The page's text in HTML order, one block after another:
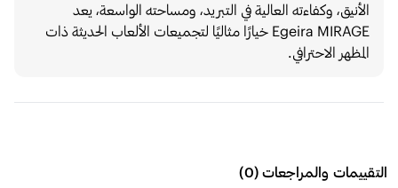
الأنيق، وكفاءته العالية في التبريد، ومساحته الواسعة، يعد
Egeira MIRAGE خيارًا مثاليًا لتجميعات الألعاب الحديثة ذات
المظهر الاحترافي.
التقييمات والمراجعات(
0
)